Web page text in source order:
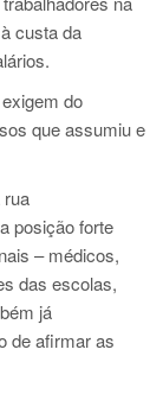
custa da
do
que assumiu e
posição forte
– médicos,
das escolas,
já
de afirmar as